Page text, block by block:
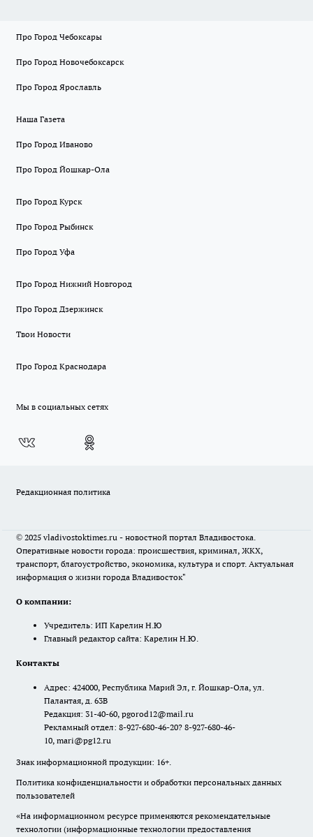
Про Город Чебоксары
Про Город Новочебоксарск
Про Город Ярославль
Наша Газета
Про Город Иваново
Про Город Йошкар-Ола
Про Город Курск
Про Город Рыбинск
Про Город Уфа
Про Город Нижний Новгород
Про Город Дзержинск
Твои Новости
Про Город Краснодара
Мы в социальных сетях
Редакционная политика
© 2025 vladivostoktimes.ru - новостной портал Владивостока.
Оперативные новости города: происшествия, криминал, ЖКХ,
транспорт, благоустройство, экономика, культура и спорт. Актуальная
информация о жизни города Владивосток"
О компании:
Учредитель: ИП Карелин Н.Ю
Главный редактор сайта: Карелин Н.Ю.
Контакты
Адрес: 424000, Республика Марий Эл, г. Йошкар-Ола, ул.
Палантая, д. 63В
Редакция: 31-40-60, pgorod12@mail.ru
Рекламный отдел: 8-927-680-46-20? 8-927-680-46-
10, mari@pg12.ru
Знак информационной продукции: 16+.
Политика конфиденциальности и обработки персональных данных
пользователей
«На информационном ресурсе применяются рекомендательные
технологии (информационные технологии предоставления